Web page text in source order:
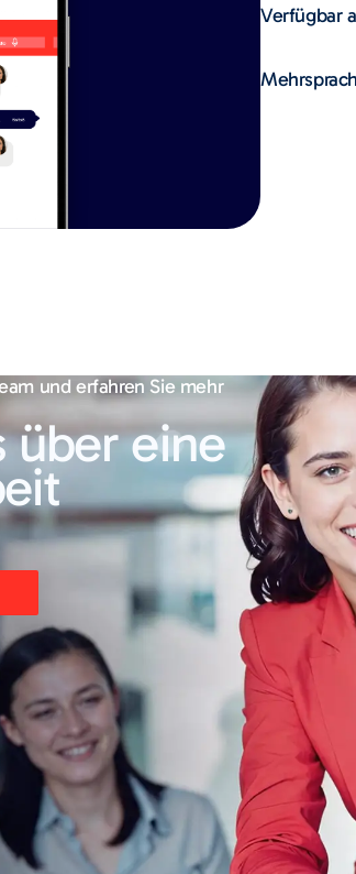
Verfügbar
und erfahren Sie mehr
über eine